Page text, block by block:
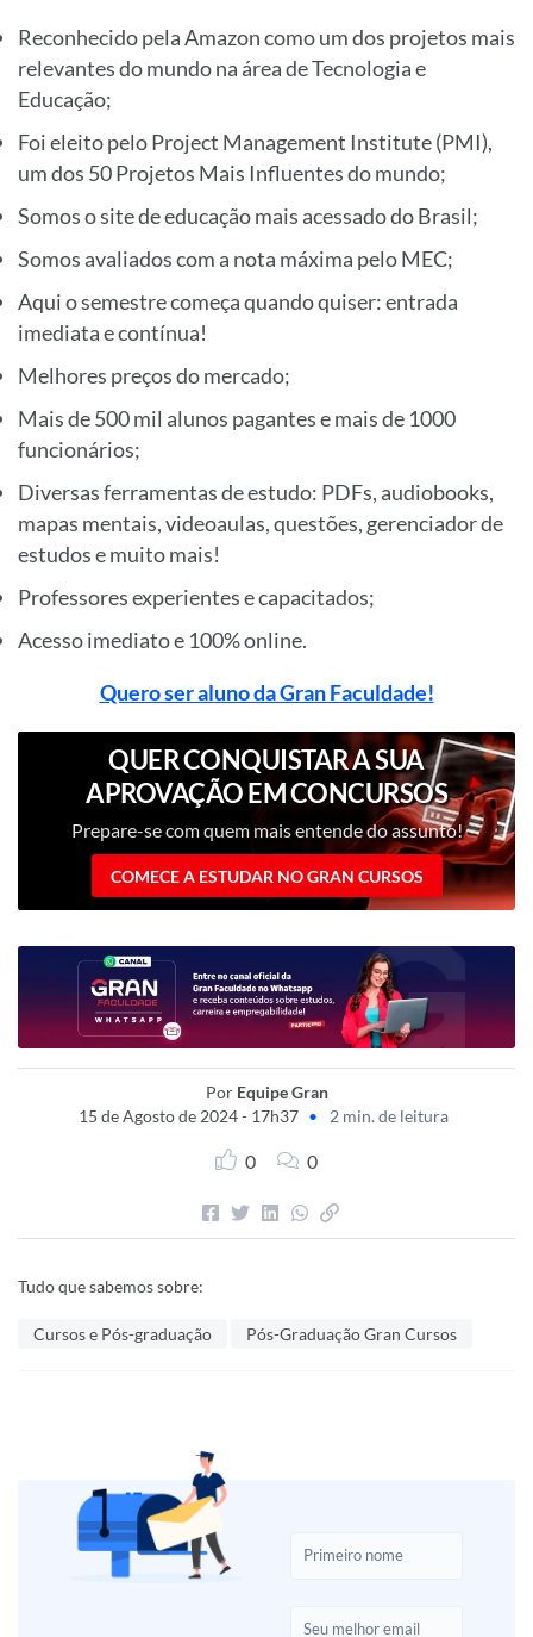
Reconhecido pela Amazon como um dos projetos mais
relevantes do mundo na área de Tecnologia e
Educação;
Foi eleito pelo Project Management Institute (PMI),
um dos 50 Projetos Mais Influentes do mundo;
Somos o site de educação mais acessado do Brasil;
Somos avaliados com a nota máxima pelo MEC;
Aqui o semestre começa quando quiser: entrada
imediata e contínua!
Melhores preços do mercado;
Mais de 500 mil alunos pagantes e mais de 1000
funcionários;
Diversas ferramentas de estudo: PDFs, audiobooks,
mapas mentais, videoaulas, questões, gerenciador de
estudos e muito mais!
Professores experientes e capacitados;
Acesso imediato e 100% online.
Quero ser aluno da Gran Faculdade!
QUER CONQUISTAR A SUA
APROVAÇÃO EM CONCURSOS
PÚBLICOS?
Prepare-se com quem mais entende do assunto!
COMECE A ESTUDAR NO GRAN CURSOS
Por Equipe Gran
15 de Agosto de 2024 - 17h37 • 2 min. de leitura
0 0
Tudo que sabemos sobre:
Cursos e Pós-graduação Pós-Graduação Gran Cursos